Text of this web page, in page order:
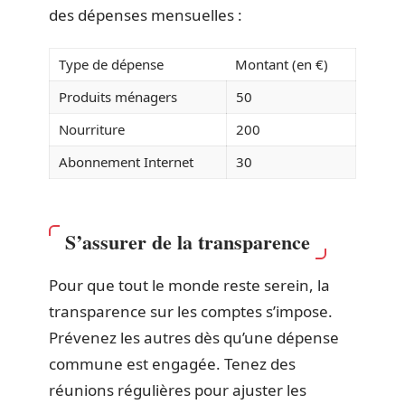
des dépenses mensuelles :
Type de dépense
Montant (en €)
Produits ménagers
50
Nourriture
200
Abonnement Internet
30
S’assurer de la transparence
Pour que tout le monde reste serein, la
transparence sur les comptes s’impose.
Prévenez les autres dès qu’une dépense
commune est engagée. Tenez des
réunions régulières pour ajuster les